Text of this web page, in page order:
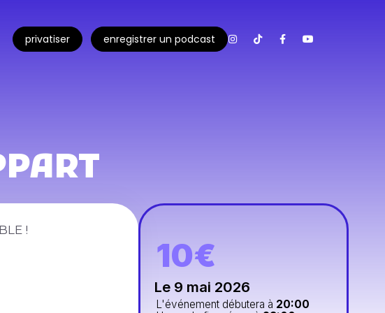
privatiser enregistrer un podcast
!
10€
Le 9 mai 2026
L'événement débutera à 20:00